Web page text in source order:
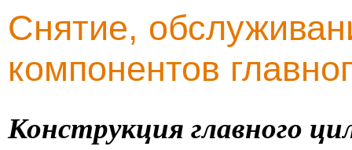
Снятие,
компонентов
Конструкция главного